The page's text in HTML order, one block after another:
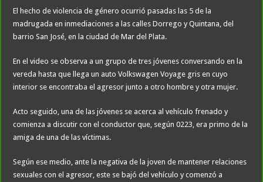
El hecho de violencia de género ocurrió pasadas las 5 de la
madrugada en inmediaciones a las calles Dorrego y Quintana, del
barrio San José, en la ciudad de Mar del Plata.
En el video se observa a un grupo de tres jóvenes conversando en la
vereda hasta que llega un auto Volkswagen Voyage gris en cuyo
interior se encontraba el agresor junto a otro hombre y otra mujer.
Acto seguido, una de las jóvenes se acerca al vehículo frenado y
comienza a discutir con el conductor que, según 0223, era primo de la
amiga de una de las víctimas.
Según ese medio, ante la negativa de la joven de mantener relaciones
sexuales con el agresor, este se bajó del vehículo y comenzó a